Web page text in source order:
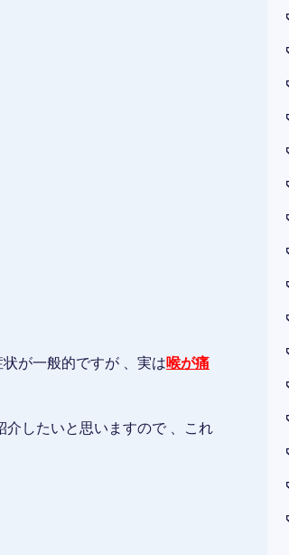
が一般的ですが 、実は喉が痛
介したいと思いますので 、これ